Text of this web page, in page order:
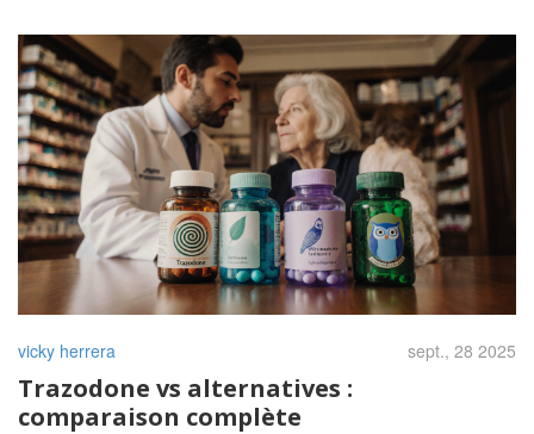
vicky herrera sept., 28 2025
Trazodone vs alternatives :
comparaison complète